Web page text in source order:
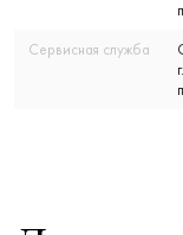
Сервисная служба